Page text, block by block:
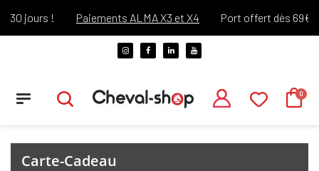
jours ! Paiements ALMA X3 et X4 Port offert dès 69€
Carte-Cadeau